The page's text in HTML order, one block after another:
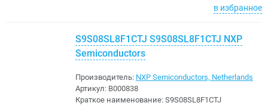
в избранное
S9S08SL8F1CTJ S9S08SL8F1CTJ NXP
Semiconductors
Производитель: NXP Semiconductors, Netherlands
Артикул: B000838
Краткое наименование: S9S08SL8F1CTJ